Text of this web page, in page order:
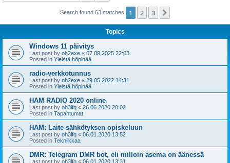
Search found 63 matches 1 2 3
Topics
Windows 11 päivitys
Last post by oh2exe « 07.09.2025 22:03
Posted in Yleistä höpinää
radio-verkkotunnus
Last post by oh2exe « 29.05.2022 14:31
Posted in Yleistä höpinää
HAM RADIO 2020 online
Last post by oh3lfq « 26.06.2020 20:02
Posted in Tapahtumat
HAM: Laite sähkötyksen opiskeluun
Last post by oh3lfq « 06.01.2020 13:52
Posted in Tekniikkaa
DMR: Telegram DMR bot, eli milloin asema on äänessä
Last post by oh3lfq « 06.01.2020 13:31